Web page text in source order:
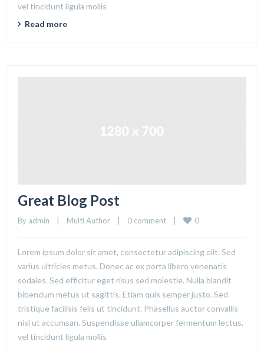
vel tincidunt ligula mollis
Read more
Great Blog Post
By admin Multi Author 0 comment 0
Lorem ipsum dolor sit amet, consectetur adipiscing elit. Sed
varius ultricies metus. Donec ac ex porta libero venenatis
sodales. Sed efficitur eget risus sed molestie. Nulla blandit
bibendum metus ut sagittis. Etiam quis semper justo. Sed
tristique facilisis felis ut tincidunt. Phasellus auctor convallis
nisl ut accumsan. Suspendisse ullamcorper fermentum lectus,
vel tincidunt ligula mollis